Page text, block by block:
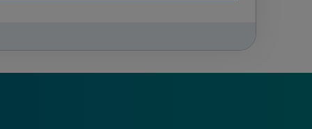
des Landes Nordrhein-